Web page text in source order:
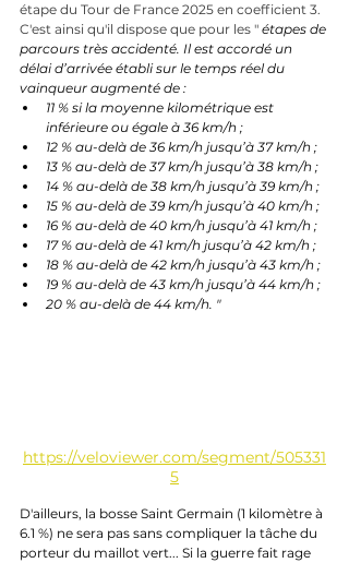
étape du Tour de France 2025 en coefficient 3.
C'est ainsi qu'il dispose que pour les " étapes de
parcours très accidenté. Il est accordé un
délai d’arrivée établi sur le temps réel du
vainqueur augmenté de :
11 % si la moyenne kilométrique est
inférieure ou égale à 36 km/h ;
12 % au-delà de 36 km/h jusqu’à 37 km/h ;
13 % au-delà de 37 km/h jusqu’à 38 km/h ;
14 % au-delà de 38 km/h jusqu’à 39 km/h ;
15 % au-delà de 39 km/h jusqu’à 40 km/h ;
16 % au-delà de 40 km/h jusqu’à 41 km/h ;
17 % au-delà de 41 km/h jusqu’à 42 km/h ;
18 % au-delà de 42 km/h jusqu’à 43 km/h ;
19 % au-delà de 43 km/h jusqu’à 44 km/h ;
20 % au-delà de 44 km/h. "
https://veloviewer.com/segment/505331
5
D'ailleurs, la bosse Saint Germain (1 kilomètre à
6.1 %) ne sera pas sans compliquer la tâche du
porteur du maillot vert... Si la guerre fait rage